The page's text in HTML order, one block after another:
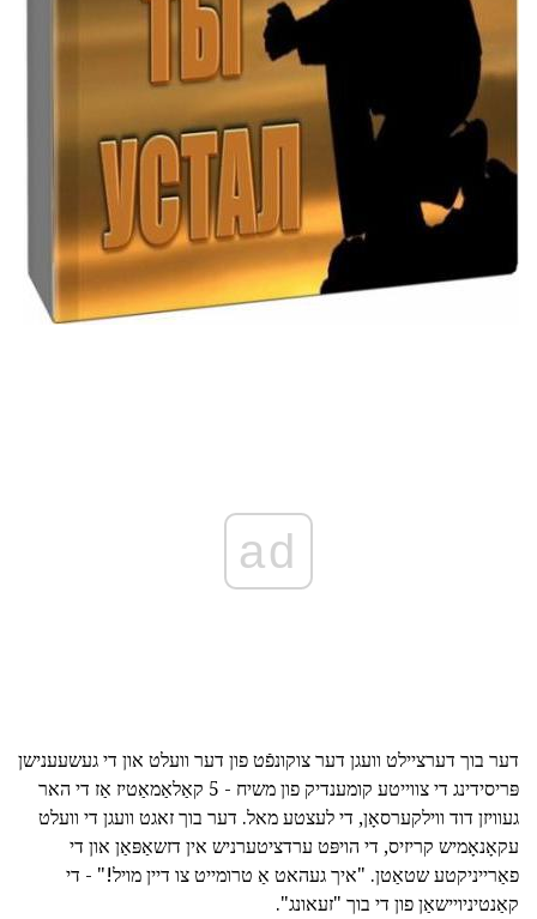
ad
דער בוך דערציילט וועגן דער צוקונפֿט פון דער וועלט און די געשעענישן
פּריסידינג די צווייטע קומענדיק פון משיח - 5 קאַלאַמאַטיז אַז די האר
געוויזן דוד ווילקערסאָן, די לעצטע מאל. דער בוך זאגט וועגן די וועלט
עקאָנאָמיש קריזיס, די הויפּט ערדציטערניש אין דזשאַפּאַן און די
פאַרייניקטע שטאַטן. "איך געהאט אַ טרומייט צו דיין מויל!" - די
קאַנטיניויישאַן פון די בוך "זעאונג".